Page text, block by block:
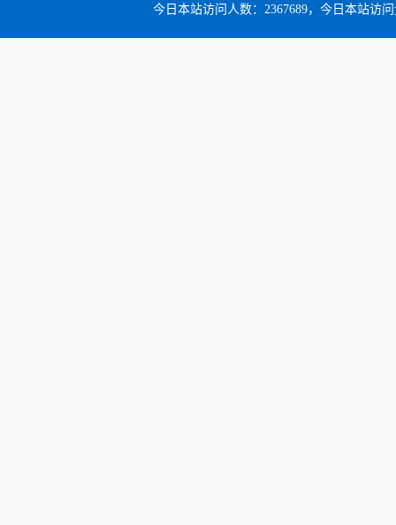
今日本站访问人数：2367689，今日本站访